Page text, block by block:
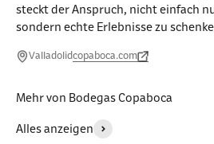
steckt der Anspruch, nicht einfach
sondern echte Erlebnisse zu
Valladolidcopaboca.com
Mehr von Bodegas Copaboca
Alles anzeigen